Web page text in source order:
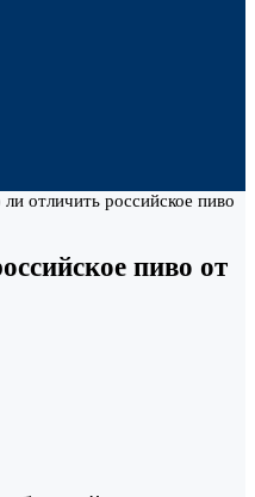
отличить российское пиво
пиво от